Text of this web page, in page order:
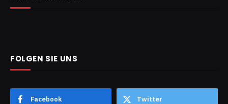
FOLGEN SIE UNS
Facebook Twitter